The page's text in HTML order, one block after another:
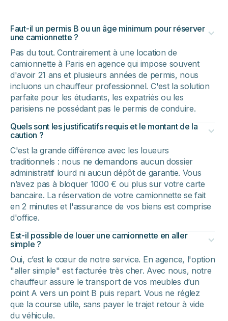
Faut-il un permis B ou un âge minimum pour réserver
une camionnette ?
Pas du tout. Contrairement à une location de
camionnette à Paris en agence qui impose souvent
d'avoir 21 ans et plusieurs années de permis, nous
incluons un chauffeur professionnel. C'est la solution
parfaite pour les étudiants, les expatriés ou les
parisiens ne possédant pas le permis de conduire.
Quels sont les justificatifs requis et le montant de la
caution ?
C'est la grande différence avec les loueurs
traditionnels : nous ne demandons aucun dossier
administratif lourd ni aucun dépôt de garantie. Vous
n’avez pas à bloquer 1000 € ou plus sur votre carte
bancaire. La réservation de votre camionnette se fait
en 2 minutes et l'assurance de vos biens est comprise
d'office.
Est-il possible de louer une camionnette en aller
simple ?
Oui, c’est le cœur de notre service. En agence, l'option
"aller simple" est facturée très cher. Avec nous, notre
chauffeur assure le transport de vos meubles d’un
point A vers un point B puis repart. Vous ne réglez
que la course utile, sans payer le trajet retour à vide
du véhicule.